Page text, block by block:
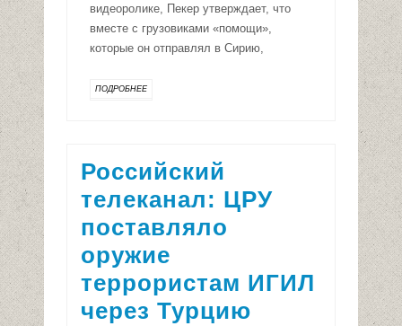
видеоролике, Пекер утверждает, что
вместе с грузовиками «помощи»,
которые он отправлял в Сирию,
ПОДРОБНЕЕ
Российский
телеканал: ЦРУ
поставляло
оружие
террористам ИГИЛ
через Турцию